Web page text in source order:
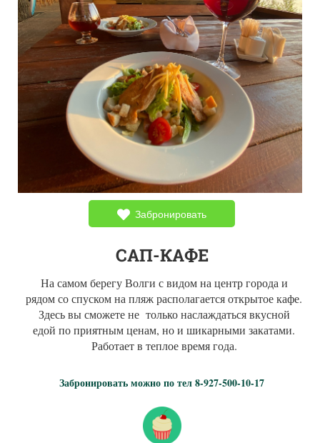
Забронировать
САП-КАФЕ
На самом берегу Волги с видом на центр города и
рядом со спуском на пляж располагается открытое кафе.
Здесь вы сможете не только наслаждаться вкусной
едой по приятным ценам, но и шикарными закатами.
Работает в теплое время года.
Забронировать можно по тел 8-927-500-10-17